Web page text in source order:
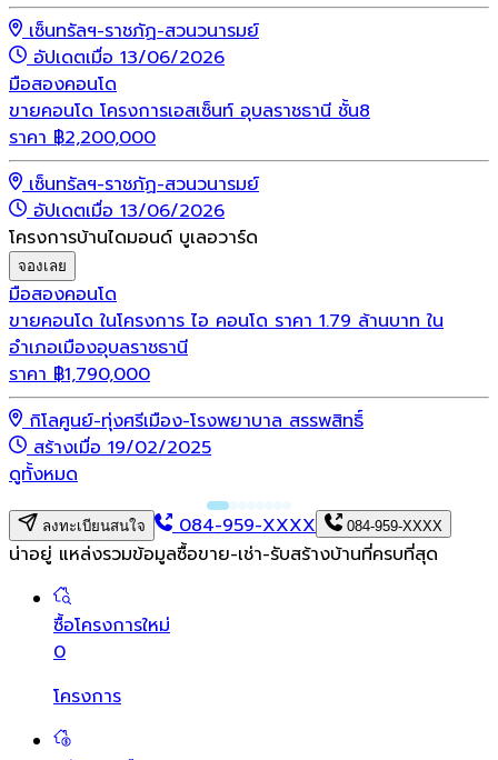
เซ็นทรัลฯ-ราชภัฏ-สวนวนารมย์
อัปเดตเมื่อ 13/06/2026
มือสองคอนโด
ขายคอนโด โครงการเอสเซ็นท์ อุบลราชธานี ชั้น8
ราคา ฿2,200,000
เซ็นทรัลฯ-ราชภัฏ-สวนวนารมย์
อัปเดตเมื่อ 13/06/2026
โครงการบ้านไดมอนด์ บูเลอวาร์ด
จองเลย
มือสองคอนโด
ขายคอนโด ในโครงการ ไอ คอนโด ราคา 1.79 ล้านบาท ใน
อำเภอเมืองอุบลราชธานี
ราคา ฿1,790,000
กิโลศูนย์-ทุ่งศรีเมือง-โรงพยาบาล สรรพสิทธิ์
สร้างเมื่อ 19/02/2025
ดูทั้งหมด
ลงทะเบียนสนใจ 084-959-XXXX 084-959-XXXX
น่าอยู่ แหล่งรวมข้อมูลซื้อขาย-เช่า-รับสร้างบ้านที่ครบที่สุด
ซื้อโครงการใหม่
0
โครงการ